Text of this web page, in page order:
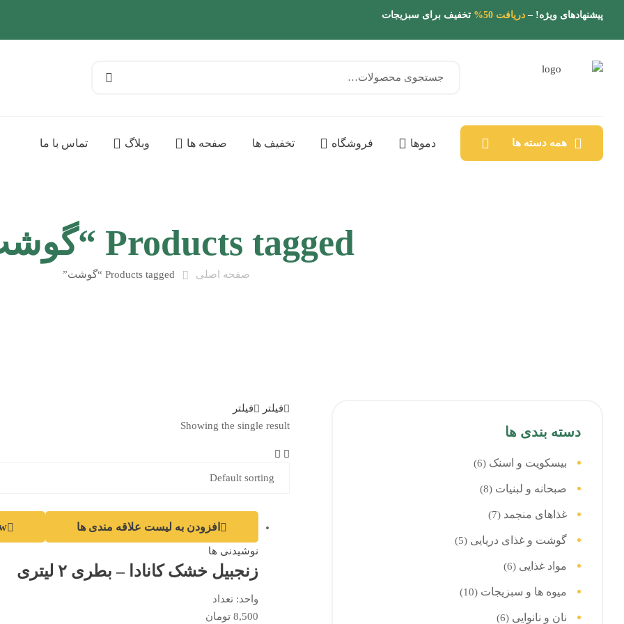
پیشنهادهای ویژه! – دریافت 50% تخفیف برای سبزیجات
همه دسته ها دموها فروشگاه تخفیف ها صفحه ها وبلاگ تماس با ما
Products tagged “گوشت”
صفحه اصلی Products tagged “گوشت”
فیلتر
فیلتر
Showing the single result
افزودن به لیست علاقه مندی ها
نوشیدنی ها
زنجبیل خشک کانادا – بطری ۲ لیتری
واحد: تعداد
8,500 تومان
دسته بندی ها
بیسکویت و اسنک (6)
صبحانه و لبنیات (8)
غذاهای منجمد (7)
گوشت و غذای دریایی (5)
مواد غذایی (6)
میوه ها و سبزیجات (10)
نان و نانوایی (6)